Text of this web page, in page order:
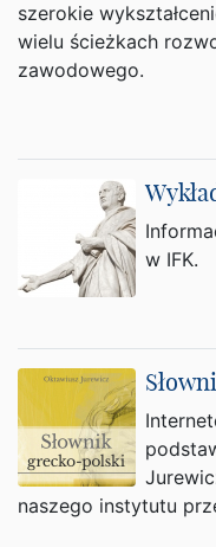
szerokie
wielu ścieżkach
zawodowego.
w IFK.
naszego instytutu